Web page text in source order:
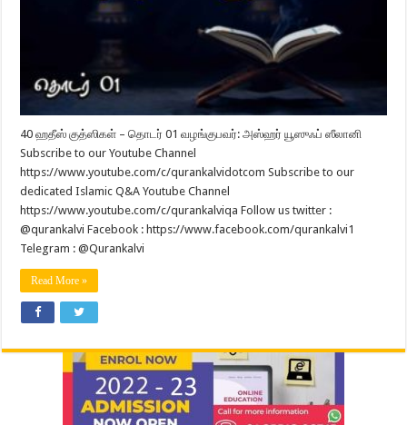
40 ஹதீஸ் குத்ஸிகள் – தொடர் 01 வழங்குபவர்: அஸ்ஹர் யூஸுஃப் ஸீலானி
Subscribe to our Youtube Channel
https://www.youtube.com/c/qurankalvidotcom Subscribe to our
dedicated Islamic Q&A Youtube Channel
https://www.youtube.com/c/qurankalviqa Follow us twitter :
@qurankalvi Facebook : https://www.facebook.com/qurankalvi1
Telegram : @Qurankalvi
Read More »